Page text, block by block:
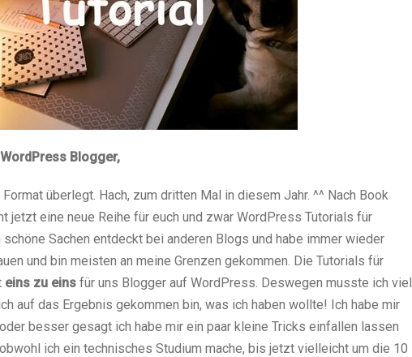
Blogger,
überlegt. Hach, zum dritten Mal in diesem Jahr. ^^ Nach Book
jetzt eine neue Reihe für euch und zwar WordPress Tutorials für
Sachen entdeckt bei anderen Blogs und habe immer wieder
und bin meisten an meine Grenzen gekommen. Die Tutorials für
eins zu eins für uns Blogger auf WordPress. Deswegen musste ich viel
auf das Ergebnis gekommen bin, was ich haben wollte! Ich habe mir
besser gesagt ich habe mir ein paar kleine Tricks einfallen lassen
ich ein technisches Studium mache, bis jetzt vielleicht um die 10